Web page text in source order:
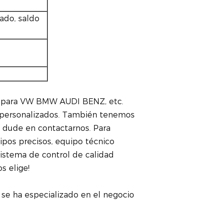
saldo
VW BMW AUDI BENZ, etc.
También tenemos
en contactarnos. Para
precisos, equipo técnico
de control de calidad
elige!
ha especializado en el negocio